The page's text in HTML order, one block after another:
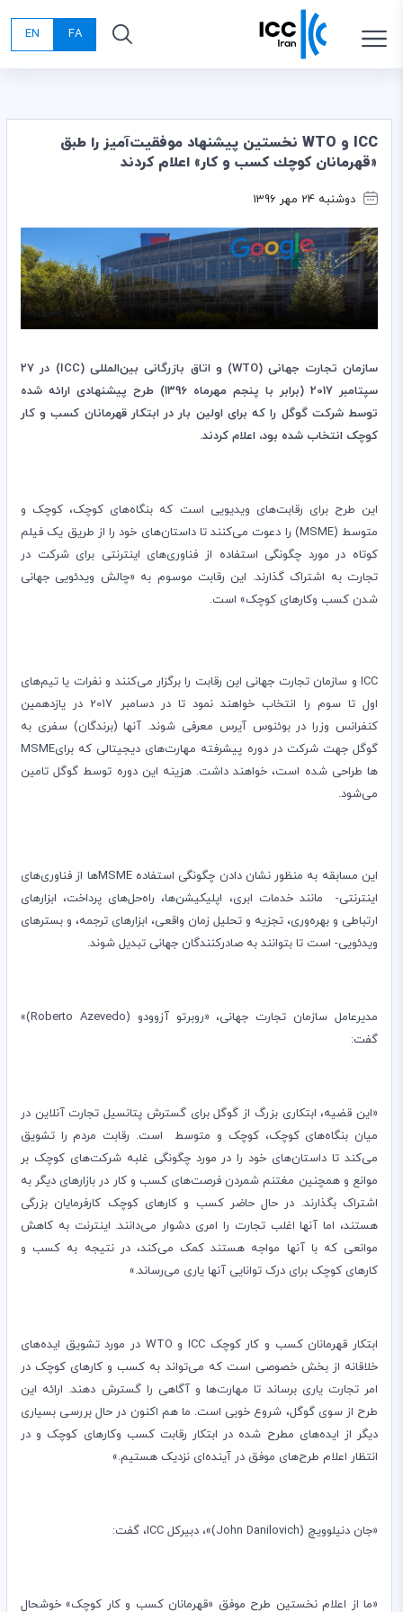
FA
EN
ICC و WTO نخستين پيشنهاد موفقيت‌آميز را طبق
«قهرمانان كوچك كسب و كار» اعلام كردند
دوشنبه 24 مهر 1396
سازمان تجارت جهانی(WTO)و اتاق بازرگانی بین‌المللی (ICC)
در 27
سپتامبر 2017 (برابر با پنجم مهرماه 1396) طرح پیشنهادی ارائه شده
توسط شرکت گوگل را که برای اولین بار در ابتکار قهرمانان کسب و کار
کوچک انتخاب شده بود، اعلام کردند.
این طرح برای رقابت‌های ویدیویی است که بنگاه‌های کوچک، کوچک و
متوسط ​​(MSME) را دعوت می‌کنند تا داستان‌های خود را از طریق یک فیلم
کوتاه در مورد چگونگی استفاده از فناوری‌های اینترنتی برای شرکت در
تجارت به اشتراک گذارند. این رقابت موسوم به «چالش ویدئویی جهانی
شدن کسب وکار‌های کوچک» است.
ICC و سازمان تجارت جهانی این رقابت را برگزار می‌کنند و نفرات یا تیم‌های
اول تا سوم را انتخاب خواهند نمود تا در دسامبر 2017 در یازدهمین
کنفرانس وزرا در بوئنوس آیرس معرفی شوند. آنها (برندگان) سفری به
گوگل جهت شرکت در دوره پیشرفته مهارت‌های دیجیتالی که برایMSME
ها طراحی شده است، خواهند داشت. هزینه این دوره توسط گوگل تامین
می‌شود.
این مسابقه به منظور نشان دادن چگونگی استفاده MSMEها از فناوری‌های
اینترنتی- مانند خدمات ابری، اپلیکیشن‌ها، راه‌حل‌های پرداخت، ابزارهای
ارتباطی و بهره‌وری، تجزیه و تحلیل زمان واقعی، ابزارهای ترجمه، و بسترهای
ویدئویی- است تا بتوانند به صادرکنندگان جهانی تبدیل شوند.
مدیرعامل سازمان تجارت جهانی، «روبرتو آزوودو (Roberto Azevedo
)»
گفت:
«این قضیه، ابتکاری بزرگ از گوگل برای گسترش پتانسیل تجارت آنلاین در
میان بنگاه‌های کوچک، کوچک و متوسط ​​ است. رقابت مردم را تشویق
می‌کند تا داستان‌های خود را در مورد چگونگی غلبه شرکت‌های کوچک بر
موانع و همچنین مغتنم شمردن فرصت‌های کسب و کار در بازارهای دیگر به
اشتراک بگذارند. در حال حاضر کسب و کارهای کوچک کارفرمایان بزرگی
هستند، اما آنها اغلب تجارت را امری دشوار می‌دانند. اینترنت به کاهش
موانعی که با آنها مواجه هستند کمک می‌کند، در نتیجه به کسب و
کارهای کوچک برای درک توانایی آنها یاری می‌رساند.»
ابتکار قهرمانان کسب و کار کوچک ICCو WTO در مورد تشویق ایده‌های
خلاقانه از بخش خصوصی است که می‌تواند به کسب و کارهای کوچک در
امر تجارت یاری برساند تا مهارت‌ها و آگاهی را گسترش دهند. ارائه این
طرح از سوی گوگل، شروع خوبی است. ما هم اکنون در حال بررسی بسیاری
دیگر از ایده‌های مطرح شده در ابتکار رقابت کسب وکارهای کوچک و در
انتظار اعلام طرح‌های موفق در آینده‌ای نزدیک هستیم.»
«جان دنیلوویچ (John Danilovich)»، دبیرکل ICC، گفت:
«ما از اعلام نخستین طرح موفق «قهرمانان کسب و کار کوچک» خوشحال